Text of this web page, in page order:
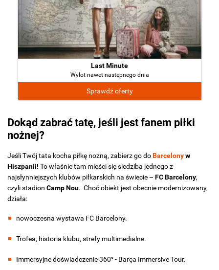
Last Minute
Wylot nawet następnego dnia
Sprawdź oferty
Dokąd zabrać tatę, jeśli jest fanem piłki
nożnej?
Jeśli Twój tata kocha piłkę nożną, zabierz go doBarcelonyw
Hiszpanii! To właśnie tam mieści się siedziba jednego z
najsłynniejszych klubów piłkarskich na świecie – FC Barcelony,
czyli stadion Camp Nou. Choć obiekt jest obecnie modernizowany,
działa:
nowoczesna wystawa FC Barcelony.
Trofea, historia klubu, strefy multimedialne.
Immersyjne doświadczenie 360° - Barça Immersive Tour.